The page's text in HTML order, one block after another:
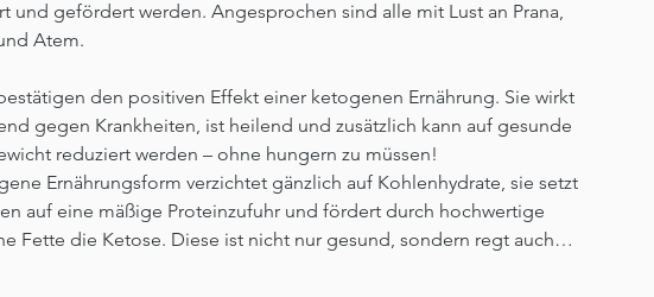
und gefördert werden. Angesprochen sind alle mit Lust an Prana,
Atem.
den positiven Effekt einer ketogenen Ernährung. Sie wirkt
gegen Krankheiten, ist heilend und zusätzlich kann auf gesunde
reduziert werden – ohne hungern zu müssen!
Ernährungsform verzichtet gänzlich auf Kohlenhydrate, sie setzt
auf eine mäßige Proteinzufuhr und fördert durch hochwertige
Fette die Ketose. Diese ist nicht nur gesund, sondern regt auch…